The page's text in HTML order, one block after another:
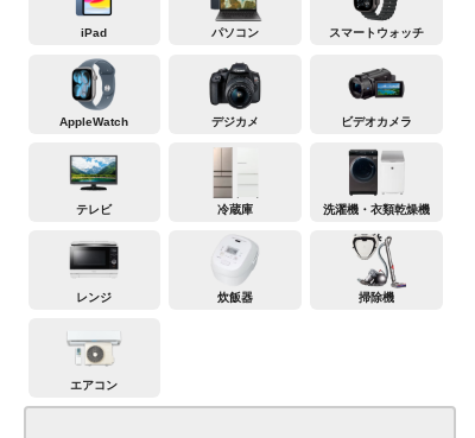
iPad パソコン スマートウォッチ
AppleWatch デジカメ ビデオカメラ
テレビ 冷蔵庫 洗濯機・衣類乾燥機
レンジ 炊飯器 掃除機
エアコン